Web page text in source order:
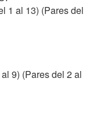
1 al 13) (Pares del
9) (Pares del 2 al